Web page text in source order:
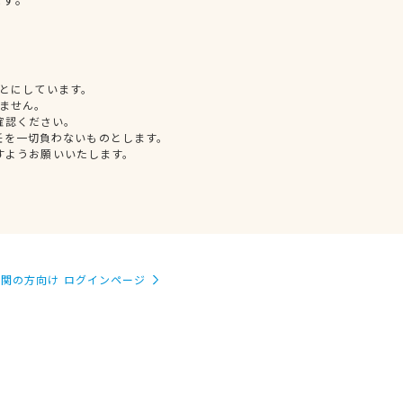
しています。
せん。
ください。
一切負わないものとします。
うお願いいたします。
の方向け ログインページ